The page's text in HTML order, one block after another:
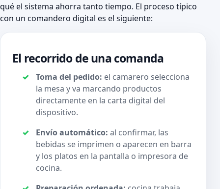
qué el sistema ahorra tanto tiempo. El proceso típico
con un comandero digital es el siguiente:
El recorrido de una comanda
Toma del pedido: el camarero selecciona
la mesa y va marcando productos
directamente en la carta digital del
dispositivo.
Envío automático: al confirmar, las
bebidas se imprimen o aparecen en barra
y los platos en la pantalla o impresora de
cocina.